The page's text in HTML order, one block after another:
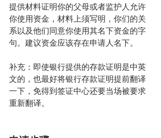
提供材料证明你的父母或者监护人允许
你使用资金，材料上须写明，你们的关
系以及他们同意你使用其名下资金的字
句。建议资金应该存在申请人名下。
补充：即使银行提供的存款证明是中英
文的，也最好将银行存款证明提前翻译
一下，免得到签证中心还要当场被要求
重新翻译。